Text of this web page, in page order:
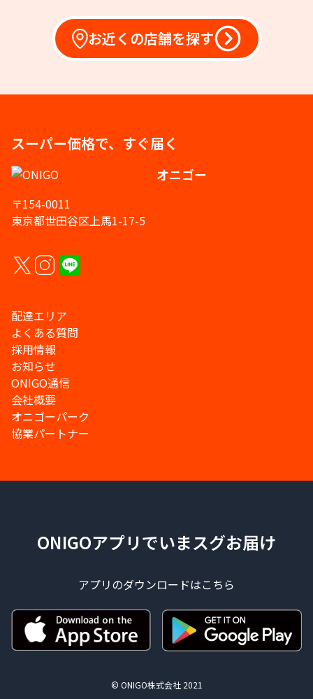
お近くの店舗を探す
スーパー価格で、すぐ届く
オニゴー
〒154-0011
東京都世田谷区上馬1-17-5
配達エリア
よくある質問
採用情報
お知らせ
ONIGO通信
会社概要
オニゴーパーク
協業パートナー
ONIGOアプリでいまスグお届け
アプリのダウンロードはこちら
© ONIGO株式会社 2021